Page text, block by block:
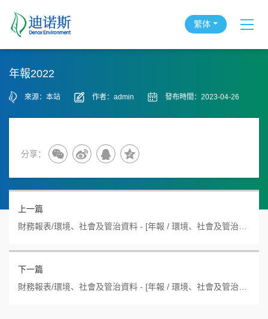
繁体
年報2022
來源：本站 作者：admin 發布時間：2023-04-26
分享：
上一篇
下一篇